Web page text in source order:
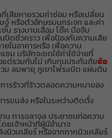
เสียหายรวมค่าซ่อม หรือเปลี่ยน
หรือตัวอักษรบนกระจก และค่า
รางบานเสื่อม โช๊ค มือจับ
ดชั่วคราว เพื่อป้องกันความเสีย
ในอาคารหรือ เพื่อความ
ซม บริษัทจะชดใช้ค่าใช้จ่ายที่
แต่รวมกันไม่ เกินทุนประกันภัยข้อ
ม ลมพายุ ภูเขาไฟระเบิด แผ่นดิน
ารร้าวที่ร้าวตลอดความหนาของ
รขนส่ง หรือในระหว่างติดตั้ง
การจลาจล ประชาชนก่อความ
ยเจ้าหน้าที่ผู้มีอำนาจ
งนิวเคลียร์ หรือจากกากนิวเคลียร์